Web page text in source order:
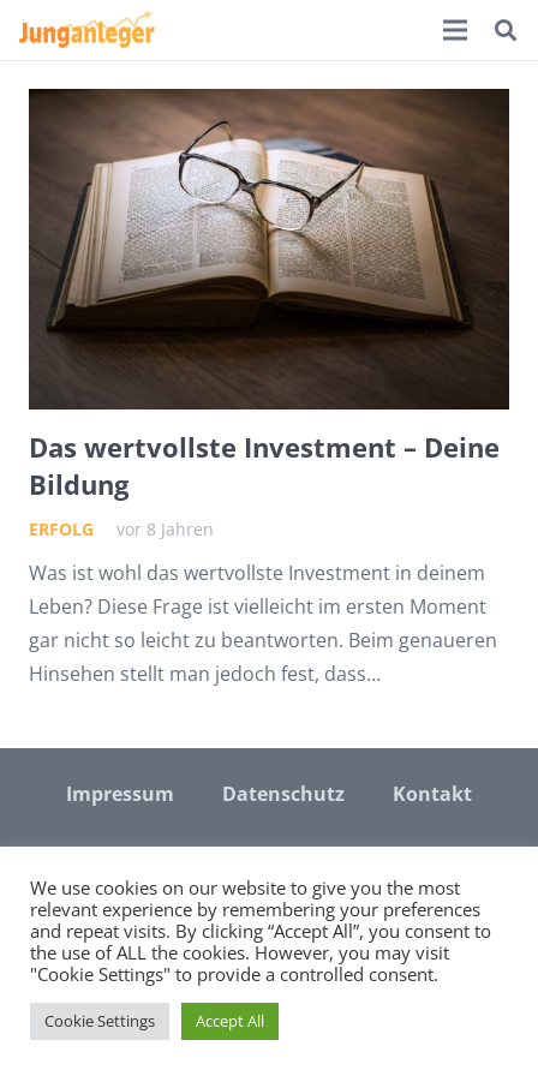
Das wertvollste Investment – Deine
Bildung
ERFOLG vor 8 Jahren
Was ist wohl das wertvollste Investment in deinem
Leben? Diese Frage ist vielleicht im ersten Moment
gar nicht so leicht zu beantworten. Beim genaueren
Hinsehen stellt man jedoch fest, dass…
Impressum Datenschutz Kontakt
© Copyright 2018 – Junganleger
We use cookies on our website to give you the most
relevant experience by remembering your preferences
and repeat visits. By clicking “Accept All”, you consent to
the use of ALL the cookies. However, you may visit
"Cookie Settings" to provide a controlled consent.
Cookie Settings Accept All